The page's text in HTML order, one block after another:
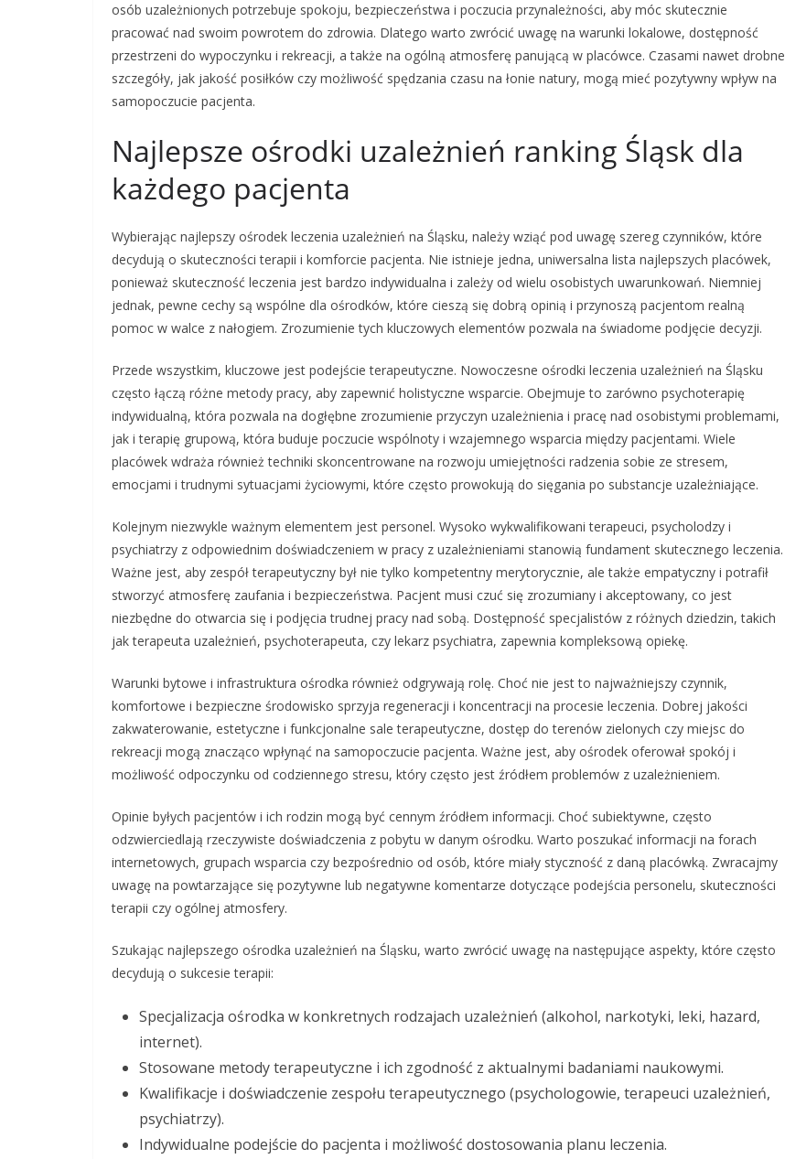
osób uzależnionych potrzebuje spokoju, bezpieczeństwa i poczucia przynależności, aby móc skutecznie
pracować nad swoim powrotem do zdrowia. Dlatego warto zwrócić uwagę na warunki lokalowe, dostępność
przestrzeni do wypoczynku i rekreacji, a także na ogólną atmosferę panującą w placówce. Czasami nawet drobne
szczegóły, jak jakość posiłków czy możliwość spędzania czasu na łonie natury, mogą mieć pozytywny wpływ na
samopoczucie pacjenta.
Najlepsze ośrodki uzależnień ranking Śląsk dla
każdego pacjenta
Wybierając najlepszy ośrodek leczenia uzależnień na Śląsku, należy wziąć pod uwagę szereg czynników, które
decydują o skuteczności terapii i komforcie pacjenta. Nie istnieje jedna, uniwersalna lista najlepszych placówek,
ponieważ skuteczność leczenia jest bardzo indywidualna i zależy od wielu osobistych uwarunkowań. Niemniej
jednak, pewne cechy są wspólne dla ośrodków, które cieszą się dobrą opinią i przynoszą pacjentom realną
pomoc w walce z nałogiem. Zrozumienie tych kluczowych elementów pozwala na świadome podjęcie decyzji.
Przede wszystkim, kluczowe jest podejście terapeutyczne. Nowoczesne ośrodki leczenia uzależnień na Śląsku
często łączą różne metody pracy, aby zapewnić holistyczne wsparcie. Obejmuje to zarówno psychoterapię
indywidualną, która pozwala na dogłębne zrozumienie przyczyn uzależnienia i pracę nad osobistymi problemami,
jak i terapię grupową, która buduje poczucie wspólnoty i wzajemnego wsparcia między pacjentami. Wiele
placówek wdraża również techniki skoncentrowane na rozwoju umiejętności radzenia sobie ze stresem,
emocjami i trudnymi sytuacjami życiowymi, które często prowokują do sięgania po substancje uzależniające.
Kolejnym niezwykle ważnym elementem jest personel. Wysoko wykwalifikowani terapeuci, psycholodzy i
psychiatrzy z odpowiednim doświadczeniem w pracy z uzależnieniami stanowią fundament skutecznego leczenia.
Ważne jest, aby zespół terapeutyczny był nie tylko kompetentny merytorycznie, ale także empatyczny i potrafił
stworzyć atmosferę zaufania i bezpieczeństwa. Pacjent musi czuć się zrozumiany i akceptowany, co jest
niezbędne do otwarcia się i podjęcia trudnej pracy nad sobą. Dostępność specjalistów z różnych dziedzin, takich
jak terapeuta uzależnień, psychoterapeuta, czy lekarz psychiatra, zapewnia kompleksową opiekę.
Warunki bytowe i infrastruktura ośrodka również odgrywają rolę. Choć nie jest to najważniejszy czynnik,
komfortowe i bezpieczne środowisko sprzyja regeneracji i koncentracji na procesie leczenia. Dobrej jakości
zakwaterowanie, estetyczne i funkcjonalne sale terapeutyczne, dostęp do terenów zielonych czy miejsc do
rekreacji mogą znacząco wpłynąć na samopoczucie pacjenta. Ważne jest, aby ośrodek oferował spokój i
możliwość odpoczynku od codziennego stresu, który często jest źródłem problemów z uzależnieniem.
Opinie byłych pacjentów i ich rodzin mogą być cennym źródłem informacji. Choć subiektywne, często
odzwierciedlają rzeczywiste doświadczenia z pobytu w danym ośrodku. Warto poszukać informacji na forach
internetowych, grupach wsparcia czy bezpośrednio od osób, które miały styczność z daną placówką. Zwracajmy
uwagę na powtarzające się pozytywne lub negatywne komentarze dotyczące podejścia personelu, skuteczności
terapii czy ogólnej atmosfery.
Szukając najlepszego ośrodka uzależnień na Śląsku, warto zwrócić uwagę na następujące aspekty, które często
decydują o sukcesie terapii:
Specjalizacja ośrodka w konkretnych rodzajach uzależnień (alkohol, narkotyki, leki, hazard,
internet).
Stosowane metody terapeutyczne i ich zgodność z aktualnymi badaniami naukowymi.
Kwalifikacje i doświadczenie zespołu terapeutycznego (psychologowie, terapeuci uzależnień,
psychiatrzy).
Indywidualne podejście do pacjenta i możliwość dostosowania planu leczenia.